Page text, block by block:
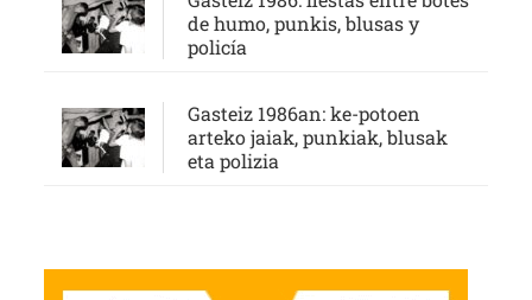
de humo, punkis, blusas y
policía
Gasteiz 1986an: ke-potoen
arteko jaiak, punkiak, blusak
eta polizia